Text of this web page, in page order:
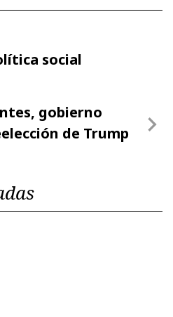
social
gobierno
de Trump